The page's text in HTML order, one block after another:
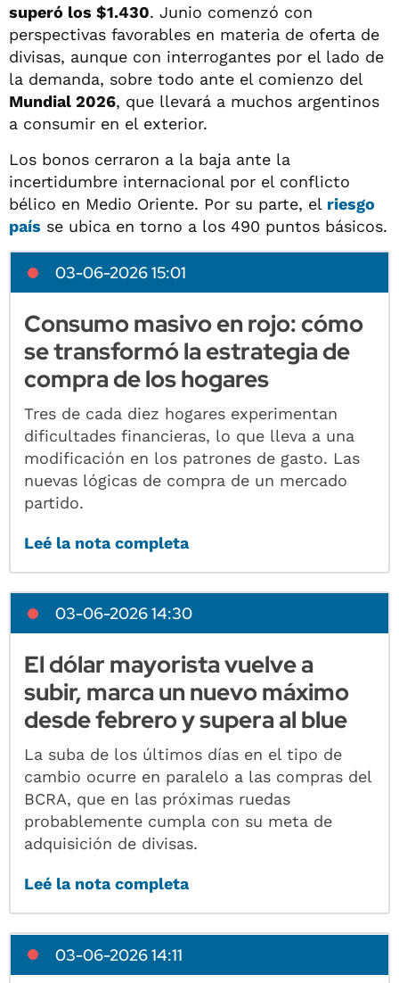
superó los $1.430. Junio comenzó con
perspectivas favorables en materia de oferta de
divisas, aunque con interrogantes por el lado de
la demanda, sobre todo ante el comienzo del
Mundial 2026, que llevará a muchos argentinos
a consumir en el exterior.
Los bonos cerraron a la baja ante la
incertidumbre internacional por el conflicto
bélico en Medio Oriente. Por su parte, el riesgo
país se ubica en torno a los 490 puntos básicos.
03-06-2026 15:01
Consumo masivo en rojo: cómo
se transformó la estrategia de
compra de los hogares
Tres de cada diez hogares experimentan
dificultades financieras, lo que lleva a una
modificación en los patrones de gasto. Las
nuevas lógicas de compra de un mercado
partido.
Leé la nota completa
03-06-2026 14:30
El dólar mayorista vuelve a
subir, marca un nuevo máximo
desde febrero y supera al blue
La suba de los últimos días en el tipo de
cambio ocurre en paralelo a las compras del
BCRA, que en las próximas ruedas
probablemente cumpla con su meta de
adquisición de divisas.
Leé la nota completa
03-06-2026 14:11